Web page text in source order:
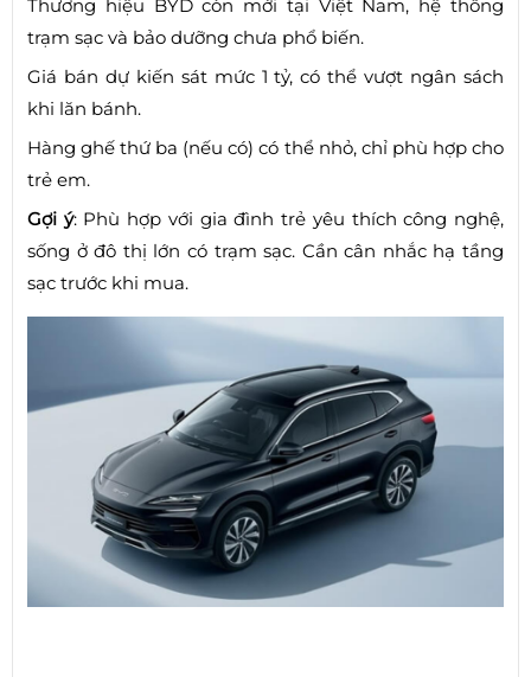
Thương hiệu BYD còn mới tại Việt Nam, hệ thống
trạm sạc và bảo dưỡng chưa phổ biến.
Giá bán dự kiến sát mức 1 tỷ, có thể vượt ngân sách
khi lăn bánh.
Hàng ghế thứ ba (nếu có) có thể nhỏ, chỉ phù hợp cho
trẻ em.
Gợi ý: Phù hợp với gia đình trẻ yêu thích công nghệ,
sống ở đô thị lớn có trạm sạc. Cần cân nhắc hạ tầng
sạc trước khi mua.